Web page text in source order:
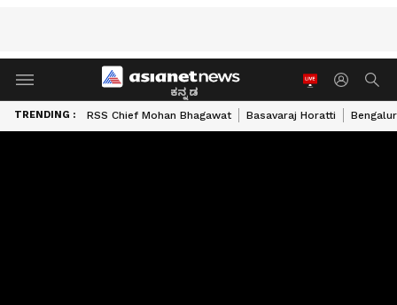
ಕನ್ನಡ
TRENDING : RSS Chief Mohan Bhagawat Basavaraj Horatti